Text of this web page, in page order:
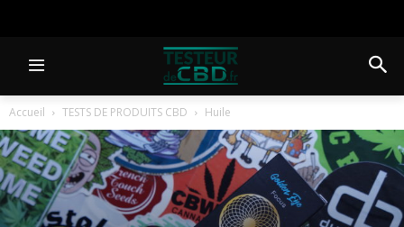
Accueil TESTS DE PRODUITS CBD Huile